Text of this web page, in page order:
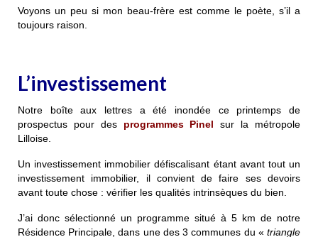
Voyons un peu si mon beau-frère est comme le poète, s’il a
toujours raison.
L’investissement
Notre boîte aux lettres a été inondée ce printemps de
prospectus pour des programmes Pinel sur la métropole
Lilloise.
Un investissement immobilier défiscalisant étant avant tout un
investissement immobilier, il convient de faire ses devoirs
avant toute chose : vérifier les qualités intrinsèques du bien.
J’ai donc sélectionné un programme situé à 5 km de notre
Résidence Principale, dans une des 3 communes du « triangle